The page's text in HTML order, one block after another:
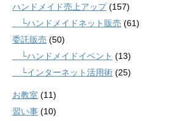
ハンドメイド売上アップ(157)
└ハンドメイドネット販売 (61)
委託販売 (50)
└ハンドメイドイベント (13)
└インターネット活用術 (25)
お教室 (11)
習い事 (10)